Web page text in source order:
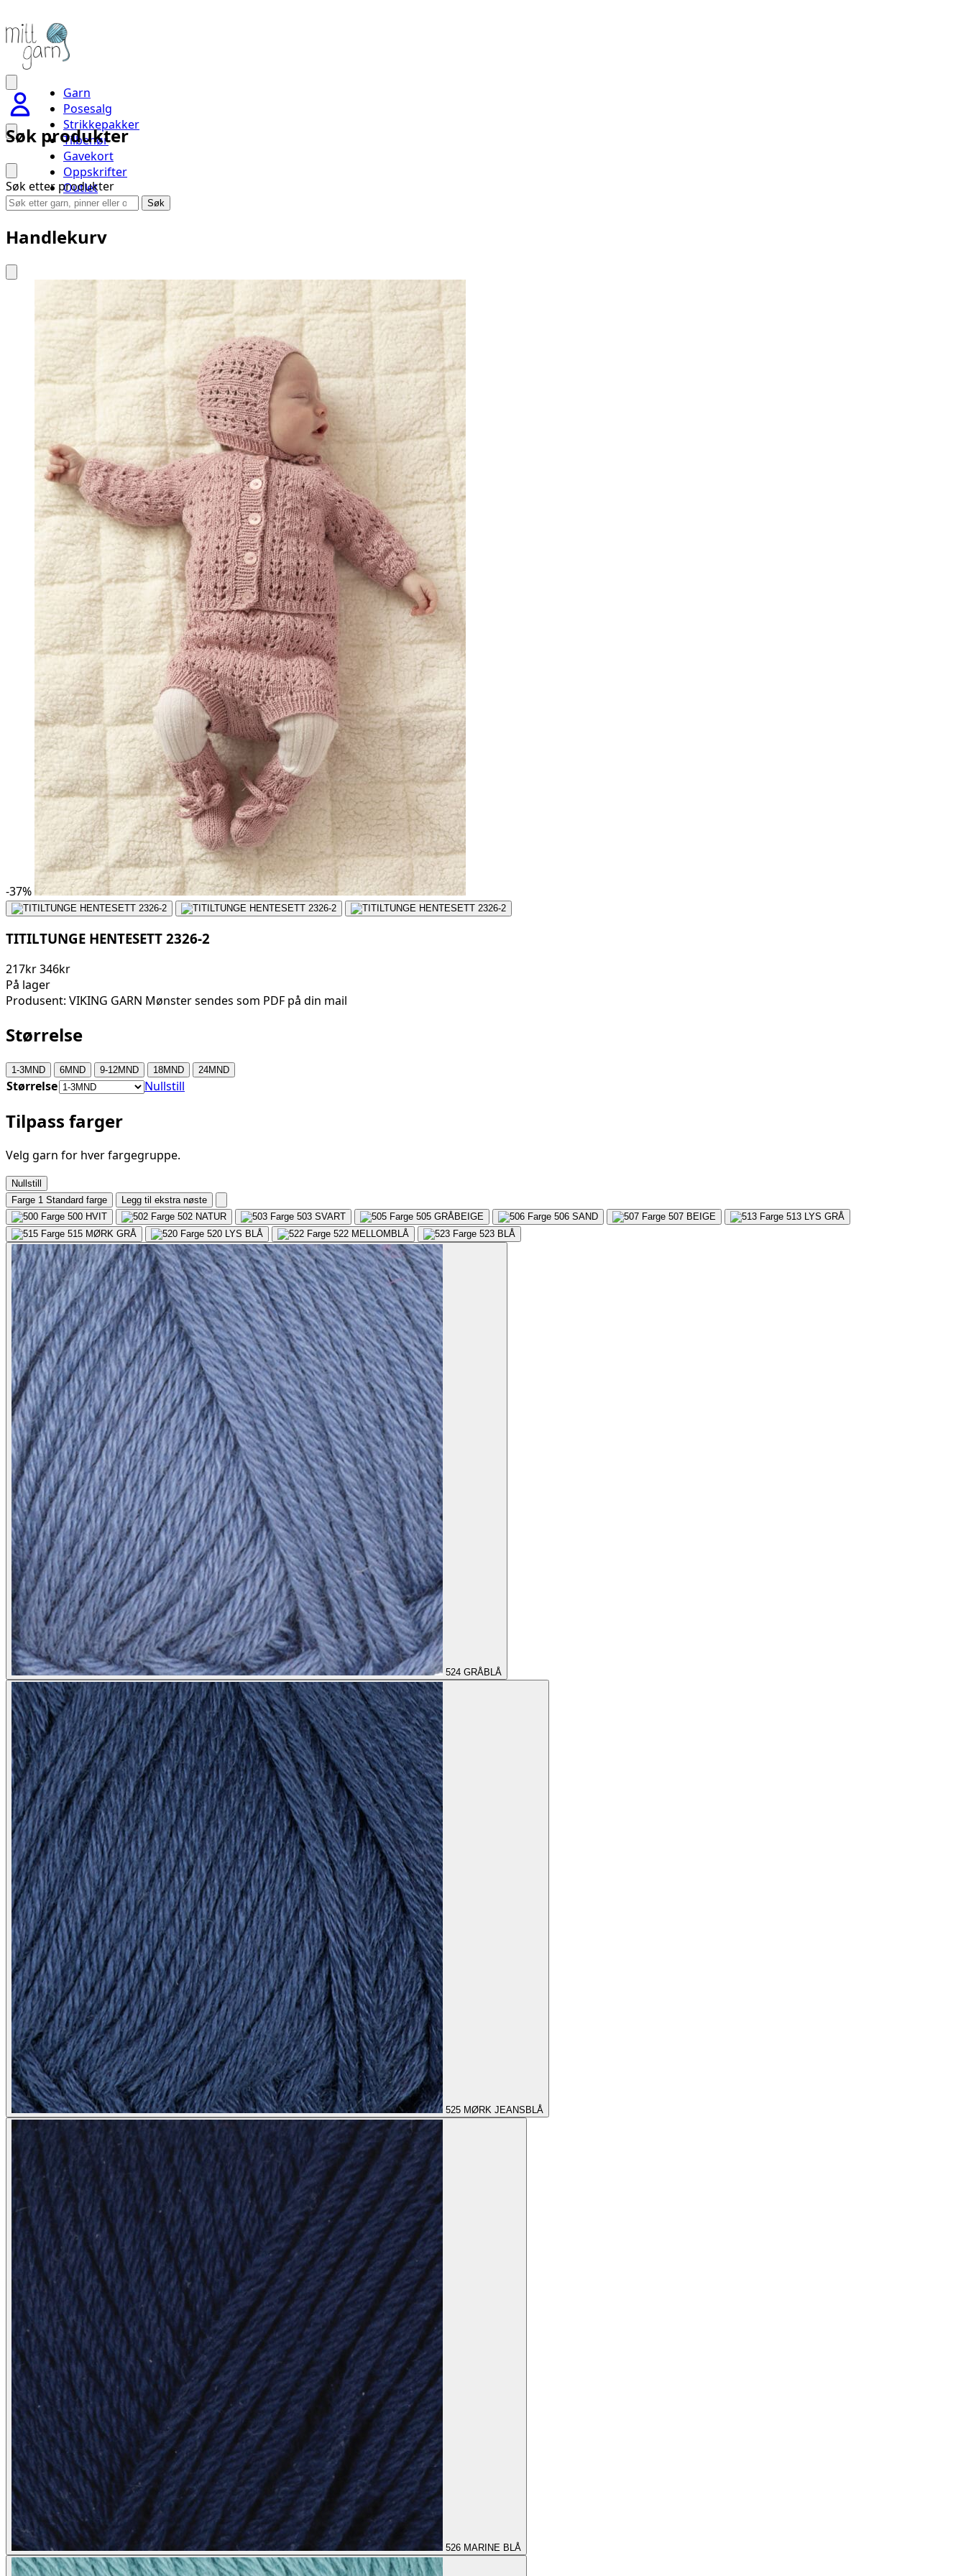
Garn
Posesalg
Strikkepakker
Tilbehør
Gavekort
Oppskrifter
Outlet
Handlevogn
Søk produkter
Søk etter produkter
Søk
Handlekurv
-37%
TITILTUNGE HENTESETT 2326-2
217kr346kr
På lager
Produsent: VIKING GARN Mønster sendes som PDF på din mail
Størrelse
1-3MND 6MND 9-12MND 18MND 24MND
Størrelse Nullstill
Tilpass farger
Velg garn for hver fargegruppe.
Nullstill
Farge 1 Standard farge
Legg til ekstra nøste
500 HVIT 502 NATUR 503 SVART 505 GRÅBEIGE 506 SAND 507 BEIGE 513 LYS GRÅ
515 MØRK GRÅ 520 LYS BLÅ 522 MELLOMBLÅ 523 BLÅ
524 GRÅBLÅ
525 MØRK JEANSBLÅ
526 MARINE BLÅ